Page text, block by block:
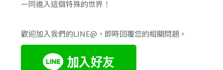
一同進入這個特殊的世界！
歡迎加入我們的LINE@，即時回覆您的相關問題。